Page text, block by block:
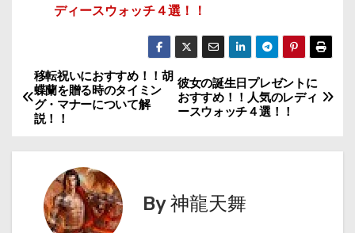
ディースウォッチ４選！！
投
稿
ナ
ビ
ゲ
彼女の誕生日プレゼントに
おすすめ！！人気のレディ
ースウォッチ４選！！
移転祝いにおすすめ！！胡
蝶蘭を贈る時のタイミン
グ・マナーについて解
説！！
By神龍天舞